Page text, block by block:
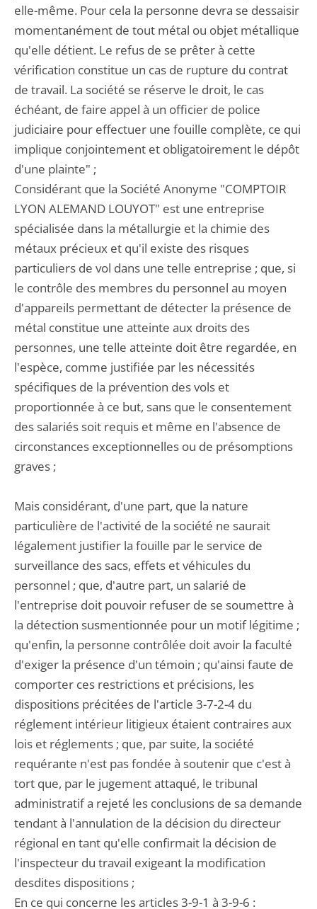
elle-même. Pour cela la personne devra se dessaisir
momentanément de tout métal ou objet métallique
qu'elle détient. Le refus de se prêter à cette
vérification constitue un cas de rupture du contrat
de travail. La société se réserve le droit, le cas
échéant, de faire appel à un officier de police
judiciaire pour effectuer une fouille complète, ce qui
implique conjointement et obligatoirement le dépôt
d'une plainte" ;
Considérant que la Société Anonyme "COMPTOIR
LYON ALEMAND LOUYOT" est une entreprise
spécialisée dans la métallurgie et la chimie des
métaux précieux et qu'il existe des risques
particuliers de vol dans une telle entreprise ; que, si
le contrôle des membres du personnel au moyen
d'appareils permettant de détecter la présence de
métal constitue une atteinte aux droits des
personnes, une telle atteinte doit être regardée, en
l'espèce, comme justifiée par les nécessités
spécifiques de la prévention des vols et
proportionnée à ce but, sans que le consentement
des salariés soit requis et même en l'absence de
circonstances exceptionnelles ou de présomptions
graves ;
Mais considérant, d'une part, que la nature
particulière de l'activité de la société ne saurait
légalement justifier la fouille par le service de
surveillance des sacs, effets et véhicules du
personnel ; que, d'autre part, un salarié de
l'entreprise doit pouvoir refuser de se soumettre à
la détection susmentionnée pour un motif légitime ;
qu'enfin, la personne contrôlée doit avoir la faculté
d'exiger la présence d'un témoin ; qu'ainsi faute de
comporter ces restrictions et précisions, les
dispositions précitées de l'article 3-7-2-4 du
réglement intérieur litigieux étaient contraires aux
lois et réglements ; que, par suite, la société
requérante n'est pas fondée à soutenir que c'est à
tort que, par le jugement attaqué, le tribunal
administratif a rejeté les conclusions de sa demande
tendant à l'annulation de la décision du directeur
régional en tant qu'elle confirmait la décision de
l'inspecteur du travail exigeant la modification
desdites dispositions ;
En ce qui concerne les articles 3-9-1 à 3-9-6 :